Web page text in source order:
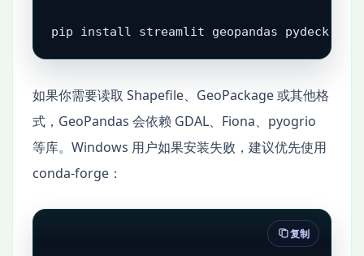
pip install streamlit geopandas pydeck
如果你需要读取 Shapefile、GeoPackage 或其他格
式，GeoPandas 会依赖 GDAL、Fiona、pyogrio
等库。Windows 用户如果安装失败，建议优先使用
conda-forge：
复制